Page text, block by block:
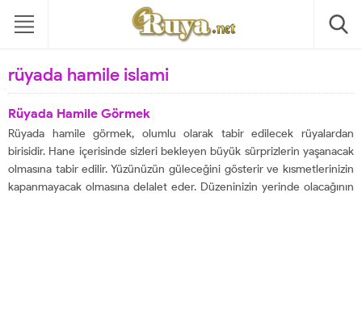
rüyada hamile islami
Rüyada Hamile Görmek
Rüyada hamile görmek, olumlu olarak tabir edilecek rüyalardan
birisidir. Hane içerisinde sizleri bekleyen büyük sürprizlerin yaşanacak
olmasına tabir edilir. Yüzünüzün güleceğini gösterir ve kısmetlerinizin
kapanmayacak olmasına delalet eder. Düzeninizin yerinde olacağının